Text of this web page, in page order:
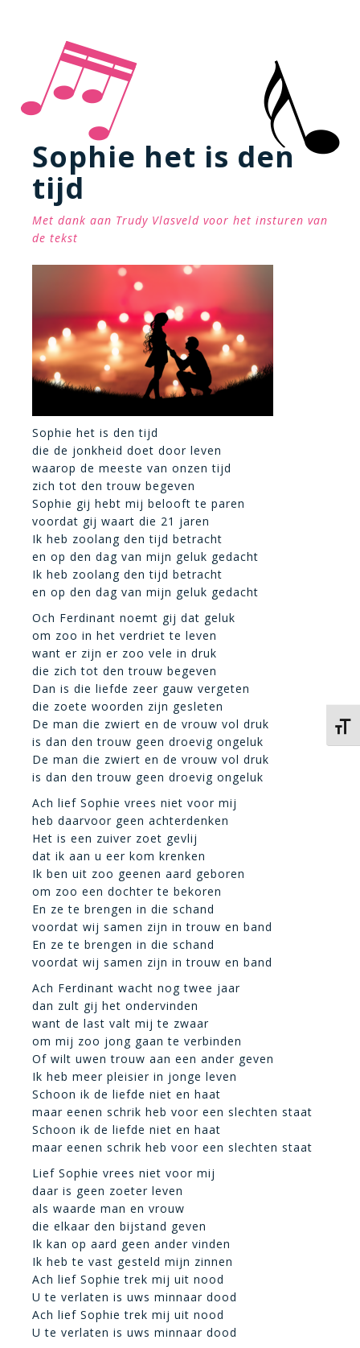
Sophie het is den
tijd
Met dank aan Trudy Vlasveld voor het insturen van
de tekst
Sophie het is den tijd
die de jonkheid doet door leven
waarop de meeste van onzen tijd
zich tot den trouw begeven
Sophie gij hebt mij belooft te paren
voordat gij waart die 21 jaren
Ik heb zoolang den tijd betracht
en op den dag van mijn geluk gedacht
Ik heb zoolang den tijd betracht
en op den dag van mijn geluk gedacht
Och Ferdinant noemt gij dat geluk
om zoo in het verdriet te leven
want er zijn er zoo vele in druk
die zich tot den trouw begeven
Dan is die liefde zeer gauw vergeten
die zoete woorden zijn gesleten
De man die zwiert en de vrouw vol druk
is dan den trouw geen droevig ongeluk
De man die zwiert en de vrouw vol druk
is dan den trouw geen droevig ongeluk
Ach lief Sophie vrees niet voor mij
heb daarvoor geen achterdenken
Het is een zuiver zoet gevlij
dat ik aan u eer kom krenken
Ik ben uit zoo geenen aard geboren
om zoo een dochter te bekoren
En ze te brengen in die schand
voordat wij samen zijn in trouw en band
En ze te brengen in die schand
voordat wij samen zijn in trouw en band
Ach Ferdinant wacht nog twee jaar
dan zult gij het ondervinden
want de last valt mij te zwaar
om mij zoo jong gaan te verbinden
Of wilt uwen trouw aan een ander geven
Ik heb meer pleisier in jonge leven
Schoon ik de liefde niet en haat
maar eenen schrik heb voor een slechten staat
Schoon ik de liefde niet en haat
maar eenen schrik heb voor een slechten staat
Lief Sophie vrees niet voor mij
daar is geen zoeter leven
als waarde man en vrouw
die elkaar den bijstand geven
Ik kan op aard geen ander vinden
Ik heb te vast gesteld mijn zinnen
Ach lief Sophie trek mij uit nood
U te verlaten is uws minnaar dood
Ach lief Sophie trek mij uit nood
U te verlaten is uws minnaar dood